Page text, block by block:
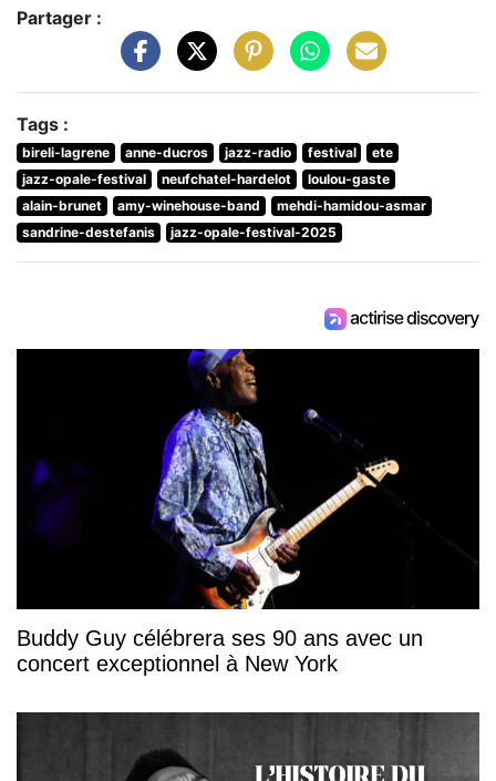
Partager :
Tags :
bireli-lagrene anne-ducros jazz-radio festival
ete
jazz-opale-festival
neufchatel-hardelot
loulou-gaste
alain-brunet
amy-winehouse-band
mehdi-hamidou-asmar
sandrine-destefanis
jazz-opale-festival-2025
Buddy Guy célébrera ses 90 ans avec un
concert exceptionnel à New York